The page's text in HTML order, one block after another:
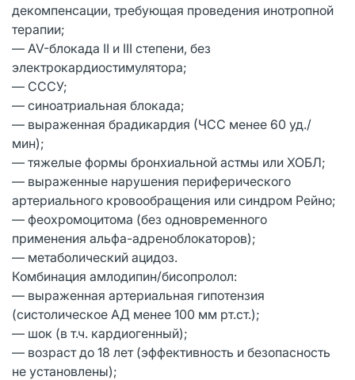
декомпенсации, требующая проведения инотропной
терапии;
— AV-блокада II и III степени, без
электрокардиостимулятора;
— СССУ;
— синоатриальная блокада;
— выраженная брадикардия (ЧСС менее 60 уд./
мин);
— тяжелые формы бронхиальной астмы или ХОБЛ;
— выраженные нарушения периферического
артериального кровообращения или синдром Рейно;
— феохромоцитома (без одновременного
применения альфа-адреноблокаторов);
— метаболический ацидоз.
Комбинация амлодипин/бисопролол:
— выраженная артериальная гипотензия
(систолическое АД менее 100 мм рт.ст.);
— шок (в т.ч. кардиогенный);
— возраст до 18 лет (эффективность и безопасность
не установлены);